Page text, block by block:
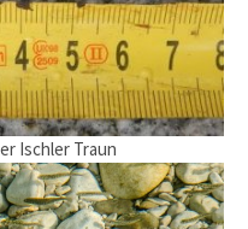
Ischler Traun